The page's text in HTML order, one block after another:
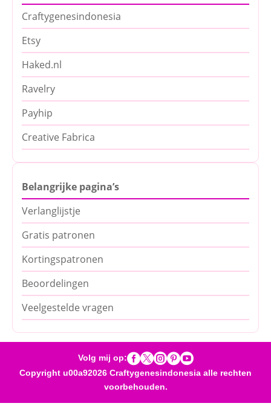
Craftygenesindonesia
Etsy
Haked.nl
Ravelry
Payhip
Creative Fabrica
Belangrijke pagina’s
Verlanglijstje
Gratis patronen
Kortingspatronen
Beoordelingen
Veelgestelde vragen
Volg mij op:
Copyright u00a92026 Craftygenesindonesia alle rechten
voorbehouden.